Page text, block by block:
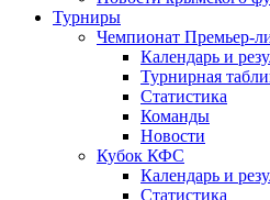
Турниры
Чемпионат Премьер-
Календарь и
Турнирная
Статистика
Команды
Новости
Кубок КФС
Календарь и
Статистика